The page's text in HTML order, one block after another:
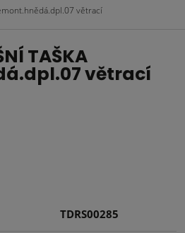
větrací
TAŠKA
větrací
TDRS00285